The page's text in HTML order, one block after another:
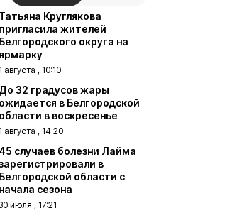
Татьяна Круглякова
пригласила жителей
Белгородского округа на
ярмарку
1 августа , 10:10
До 32 градусов жары
ожидается в Белгородской
области в воскресенье
1 августа , 14:20
45 случаев болезни Лайма
в
Белгородской области с
начала сезона
июля , 17:21